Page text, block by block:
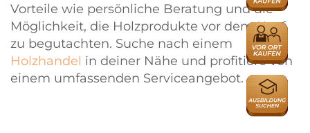
Vorteile wie persönliche Beratung und die
Möglichkeit, die Holzprodukte vor dem Kauf
zu begutachten. Suche nach einem
Holzhandel in deiner Nähe und profitiere von
einem umfassenden Serviceangebot.